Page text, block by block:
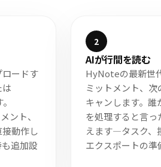
ードす
ント、
動作し
追加設
2
AIが行間を読む
HyNoteの最新世
ミットメント、次
キャンします。
を処理すると言
えます—タスク、
エクスポートの準